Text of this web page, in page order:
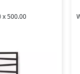
x 500.00